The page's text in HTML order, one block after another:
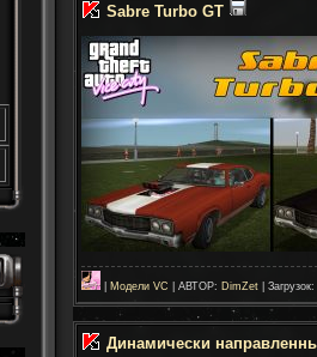
Sabre Turbo GT
Модели VC | АВТОР: DimZet |
Динамически